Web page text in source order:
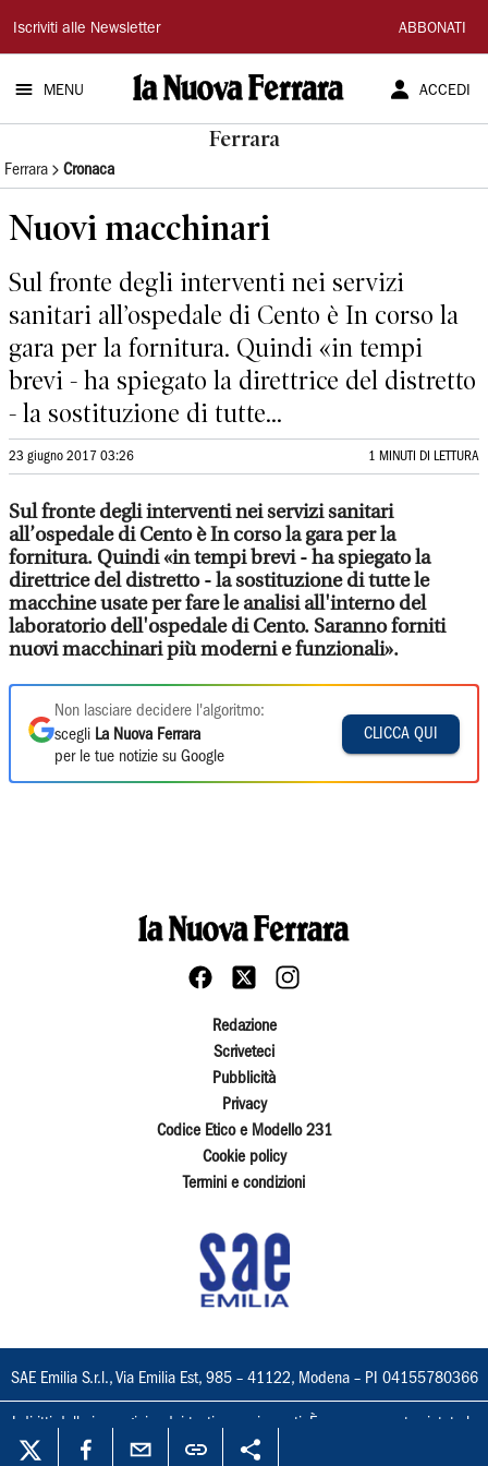
La
Nuova
Ferrara
Iscriviti alle Newsletter ABBONATI
MENU ACCEDI
Ferrara
Ferrara Cronaca
Nuovi macchinari
Sul fronte degli interventi nei servizi
sanitari all’ospedale di Cento è In corso la
gara per la fornitura. Quindi «in tempi
brevi - ha spiegato la direttrice del distretto
- la sostituzione di tutte...
23 giugno 2017 03:26 1 MINUTI DI LETTURA
Sul fronte degli interventi nei servizi sanitari
all’ospedale di Cento è In corso la gara per la
fornitura. Quindi «in tempi brevi - ha spiegato la
direttrice del distretto - la sostituzione di tutte le
macchine usate per fare le analisi all'interno del
laboratorio dell'ospedale di Cento. Saranno forniti
nuovi macchinari più moderni e funzionali».
Non lasciare decidere l'algoritmo:
scegli La Nuova Ferrara
per le tue notizie su Google
CLICCA QUI
Redazione
Scriveteci
Pubblicità
Privacy
Codice Etico e Modello 231
Cookie policy
Termini e condizioni
SAE Emilia S.r.l., Via Emilia Est, 985 – 41122, Modena – PI 04155780366
I diritti delle immagini e dei testi sono riservati. È espressamente vietata la
loro riproduzione con qualsiasi mezzo e l'adattamento totale o parziale.